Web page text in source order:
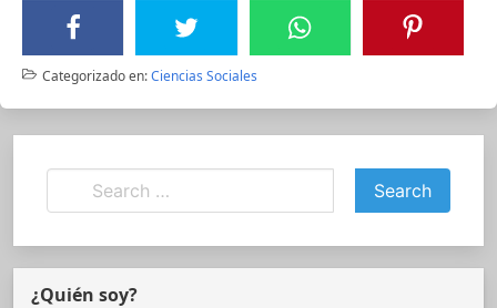
Categorizado en:Ciencias Sociales
¿Quién soy?